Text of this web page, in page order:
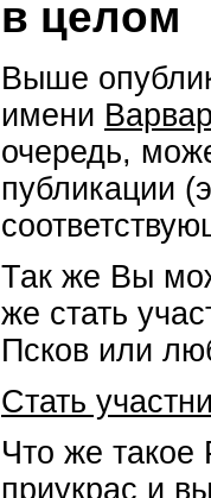
в целом
Выше
имени
очередь,
публикации
Так же Вы
же стать
Псков или
Стать
Что же такое
приукрас и